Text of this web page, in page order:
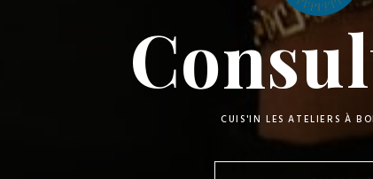
CUIS'IN LES ATELIERS À